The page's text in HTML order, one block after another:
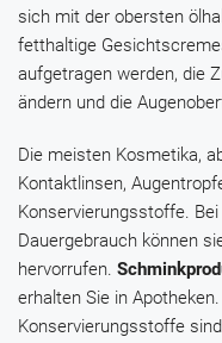
sich mit der obersten
fetthaltige
aufgetragen werden, die
ändern und die
Die meisten Kosmetika,
Kontaktlinsen,
Konservierungsstoffe.
Dauergebrauch können
hervorrufen.
erhalten Sie in
Konservierungsstoffe